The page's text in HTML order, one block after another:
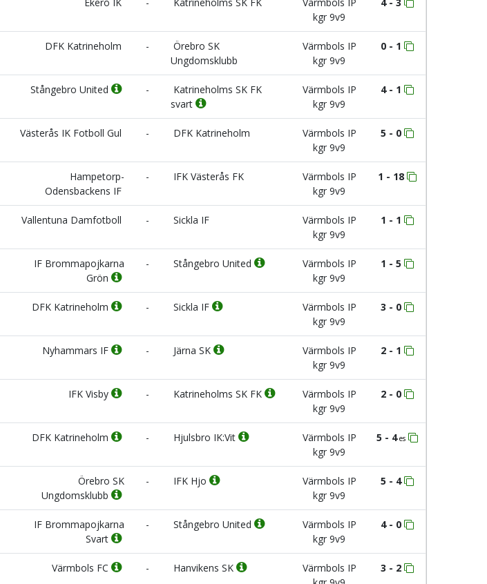
kgr 9v9
DFK Katrineholm -
Örebro SK
Ungdomsklubb
Värmbols IP
kgr 9v9
0 - 1
Stångebro United -
Katrineholms SK FK
svart
Värmbols IP
kgr 9v9
4 - 1
Västerås IK Fotboll Gul - DFK Katrineholm
Värmbols IP
kgr 9v9
5 - 0
Hampetorp-
Odensbackens IF
- IFK Västerås FK
Värmbols IP
kgr 9v9
1 - 18
Vallentuna Damfotboll - Sickla IF
Värmbols IP
kgr 9v9
1 - 1
IF Brommapojkarna
Grön
- Stångebro United
Värmbols IP
kgr 9v9
1 - 5
DFK Katrineholm - Sickla IF
Värmbols IP
kgr 9v9
3 - 0
Nyhammars IF - Järna SK
Värmbols IP
kgr 9v9
2 - 1
IFK Visby - Katrineholms SK FK
Värmbols IP
kgr 9v9
2 - 0
DFK Katrineholm - Hjulsbro IK:Vit
Värmbols IP
kgr 9v9
5 - 4es
Örebro SK
Ungdomsklubb
- IFK Hjo
Värmbols IP
kgr 9v9
5 - 4
IF Brommapojkarna
Svart
- Stångebro United
Värmbols IP
kgr 9v9
4 - 0
Värmbols FC - Hanvikens SK
Värmbols IP
3 - 2